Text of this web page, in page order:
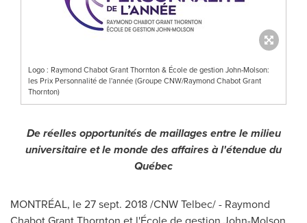
Logo : Raymond Chabot Grant Thornton & École de gestion John-Molson:
les Prix Personnalité de l'année (Groupe CNW/Raymond Chabot Grant
Thornton)
De réelles opportunités de maillages entre le milieu
universitaire et le monde des affaires à l'étendue du
Québec
MONTRÉAL, le27 sept. 2018/CNW Telbec/ - Raymond